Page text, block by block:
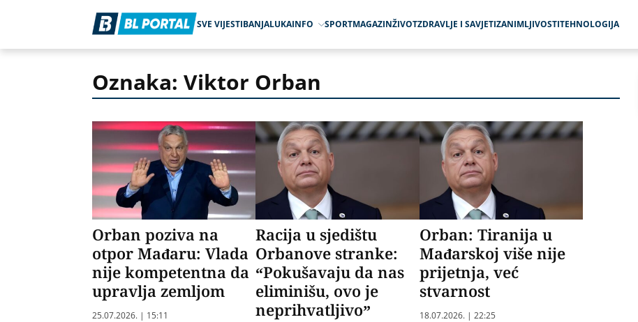
SVE VIJESTIBANJALUKAINFO SPORTMAGAZINŽIVOTZDRAVLJE I SAVJETIZANIMLJIVOSTITEHNOLOGIJA
Oznaka: Viktor Orban
Orban poziva na
otpor Mađaru: Vlada
nije kompetentna da
upravlja zemljom
25.07.2026. | 15:11
Racija u sjedištu
Orbanove stranke:
“Pokušavaju da nas
eliminišu, ovo je
neprihvatljivo”
Orban: Tiranija u
Mađarskoj više nije
prijetnja, već
stvarnost
18.07.2026. | 22:25